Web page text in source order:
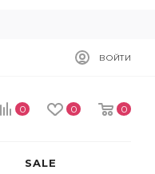
ВОЙТИ
0 0 0
SALE